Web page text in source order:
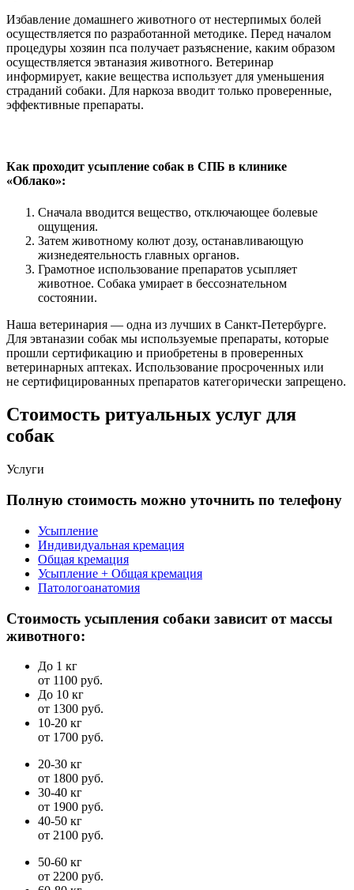
Избавление домашнего животного от нестерпимых болей
осуществляется по разработанной методике. Перед началом
процедуры хозяин пса получает разъяснение, каким образом
осуществляется эвтаназия животного. Ветеринар
информирует, какие вещества использует для уменьшения
страданий собаки. Для наркоза вводит только проверенные,
эффективные препараты.
Как проходит усыпление собак в СПБ в клинике
«Облако»:
Сначала вводится вещество, отключающее болевые
ощущения.
Затем животному колют дозу, останавливающую
жизнедеятельность главных органов.
Грамотное использование препаратов усыпляет
животное. Собака умирает в бессознательном
состоянии.
Наша ветеринария — одна из лучших в Санкт-Петербурге.
Для эвтаназии собак мы используемые препараты, которые
прошли сертификацию и приобретены в проверенных
ветеринарных аптеках. Использование просроченных или
не сертифицированных препаратов категорически запрещено.
Стоимость ритуальных услуг для
собак
Услуги
Полную стоимость можно уточнить по телефону
Усыпление
Индивидуальная кремация
Общая кремация
Усыпление + Общая кремация
Патологоанатомия
Стоимость усыпления собаки зависит от массы
животного:
До 1 кг
от 1100 руб.
До 10 кг
от 1300 руб.
10-20 кг
от 1700 руб.
20-30 кг
от 1800 руб.
30-40 кг
от 1900 руб.
40-50 кг
от 2100 руб.
50-60 кг
от 2200 руб.